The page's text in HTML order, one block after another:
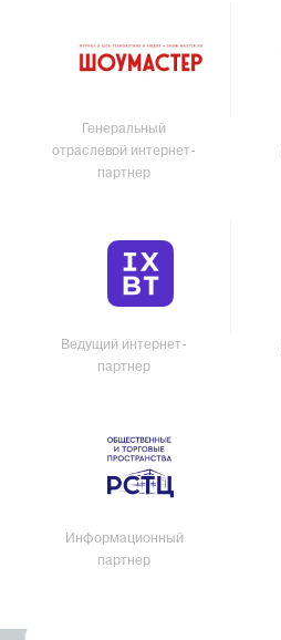
Генеральный
отраслевой интернет-
партнер
Ведущий интернет-
партнер
Информационный
партнер